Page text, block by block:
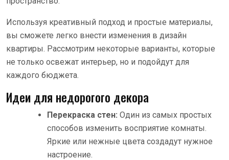
Используя креативный подход и простые материалы,
вы сможете легко внести изменения в дизайн
квартиры. Рассмотрим некоторые варианты, которые
не только освежат интерьер, но и подойдут для
каждого бюджета.
Идеи для недорогого декора
Перекраска стен: Один из самых простых
способов изменить восприятие комнаты.
Яркие или нежные цвета создадут нужное
настроение.